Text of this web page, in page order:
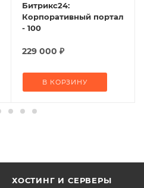
Битрикс24:
Корпоративный портал
- 100
229 000 ₽
В КОРЗИНУ
ХОСТИНГ И СЕРВЕРЫ